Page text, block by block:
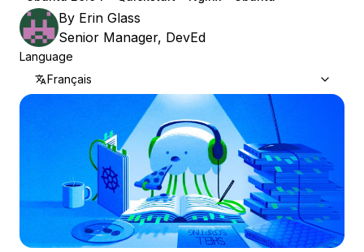
By Erin Glass
Senior Manager, DevEd
Language
Français